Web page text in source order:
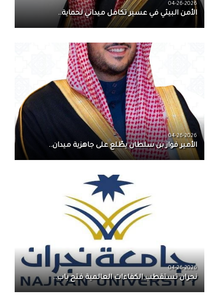
04-26-2026
الأمن البيئي في عسير تكامل ميداني لحماية..
04-26-2026
الأمير فواز بن سلطان يطّلع على جاهزية ميدان..
04-26-2026
نجران تستقطب الكفاءات العالمية فتح باب..